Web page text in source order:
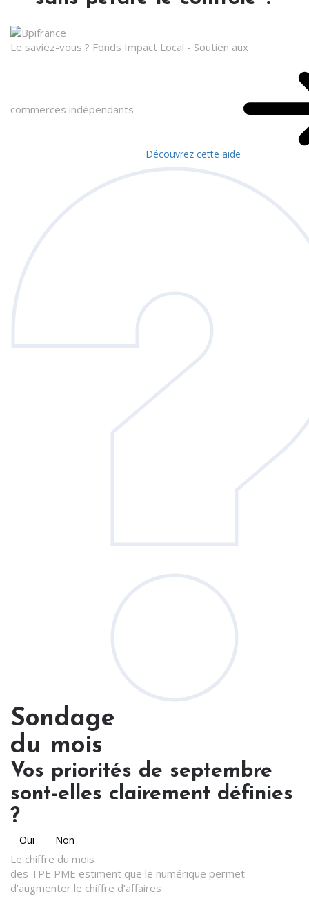
Le saviez-vous ? Fonds Impact Local - Soutien aux
commerces indépendants
Découvrez cette aide
Sondage
du mois
Vos priorités de septembre
sont-elles clairement définies
?
Oui Non
Le chiffre du mois
des TPE PME estiment que le numérique permet
d’augmenter le chiffre d’affaires